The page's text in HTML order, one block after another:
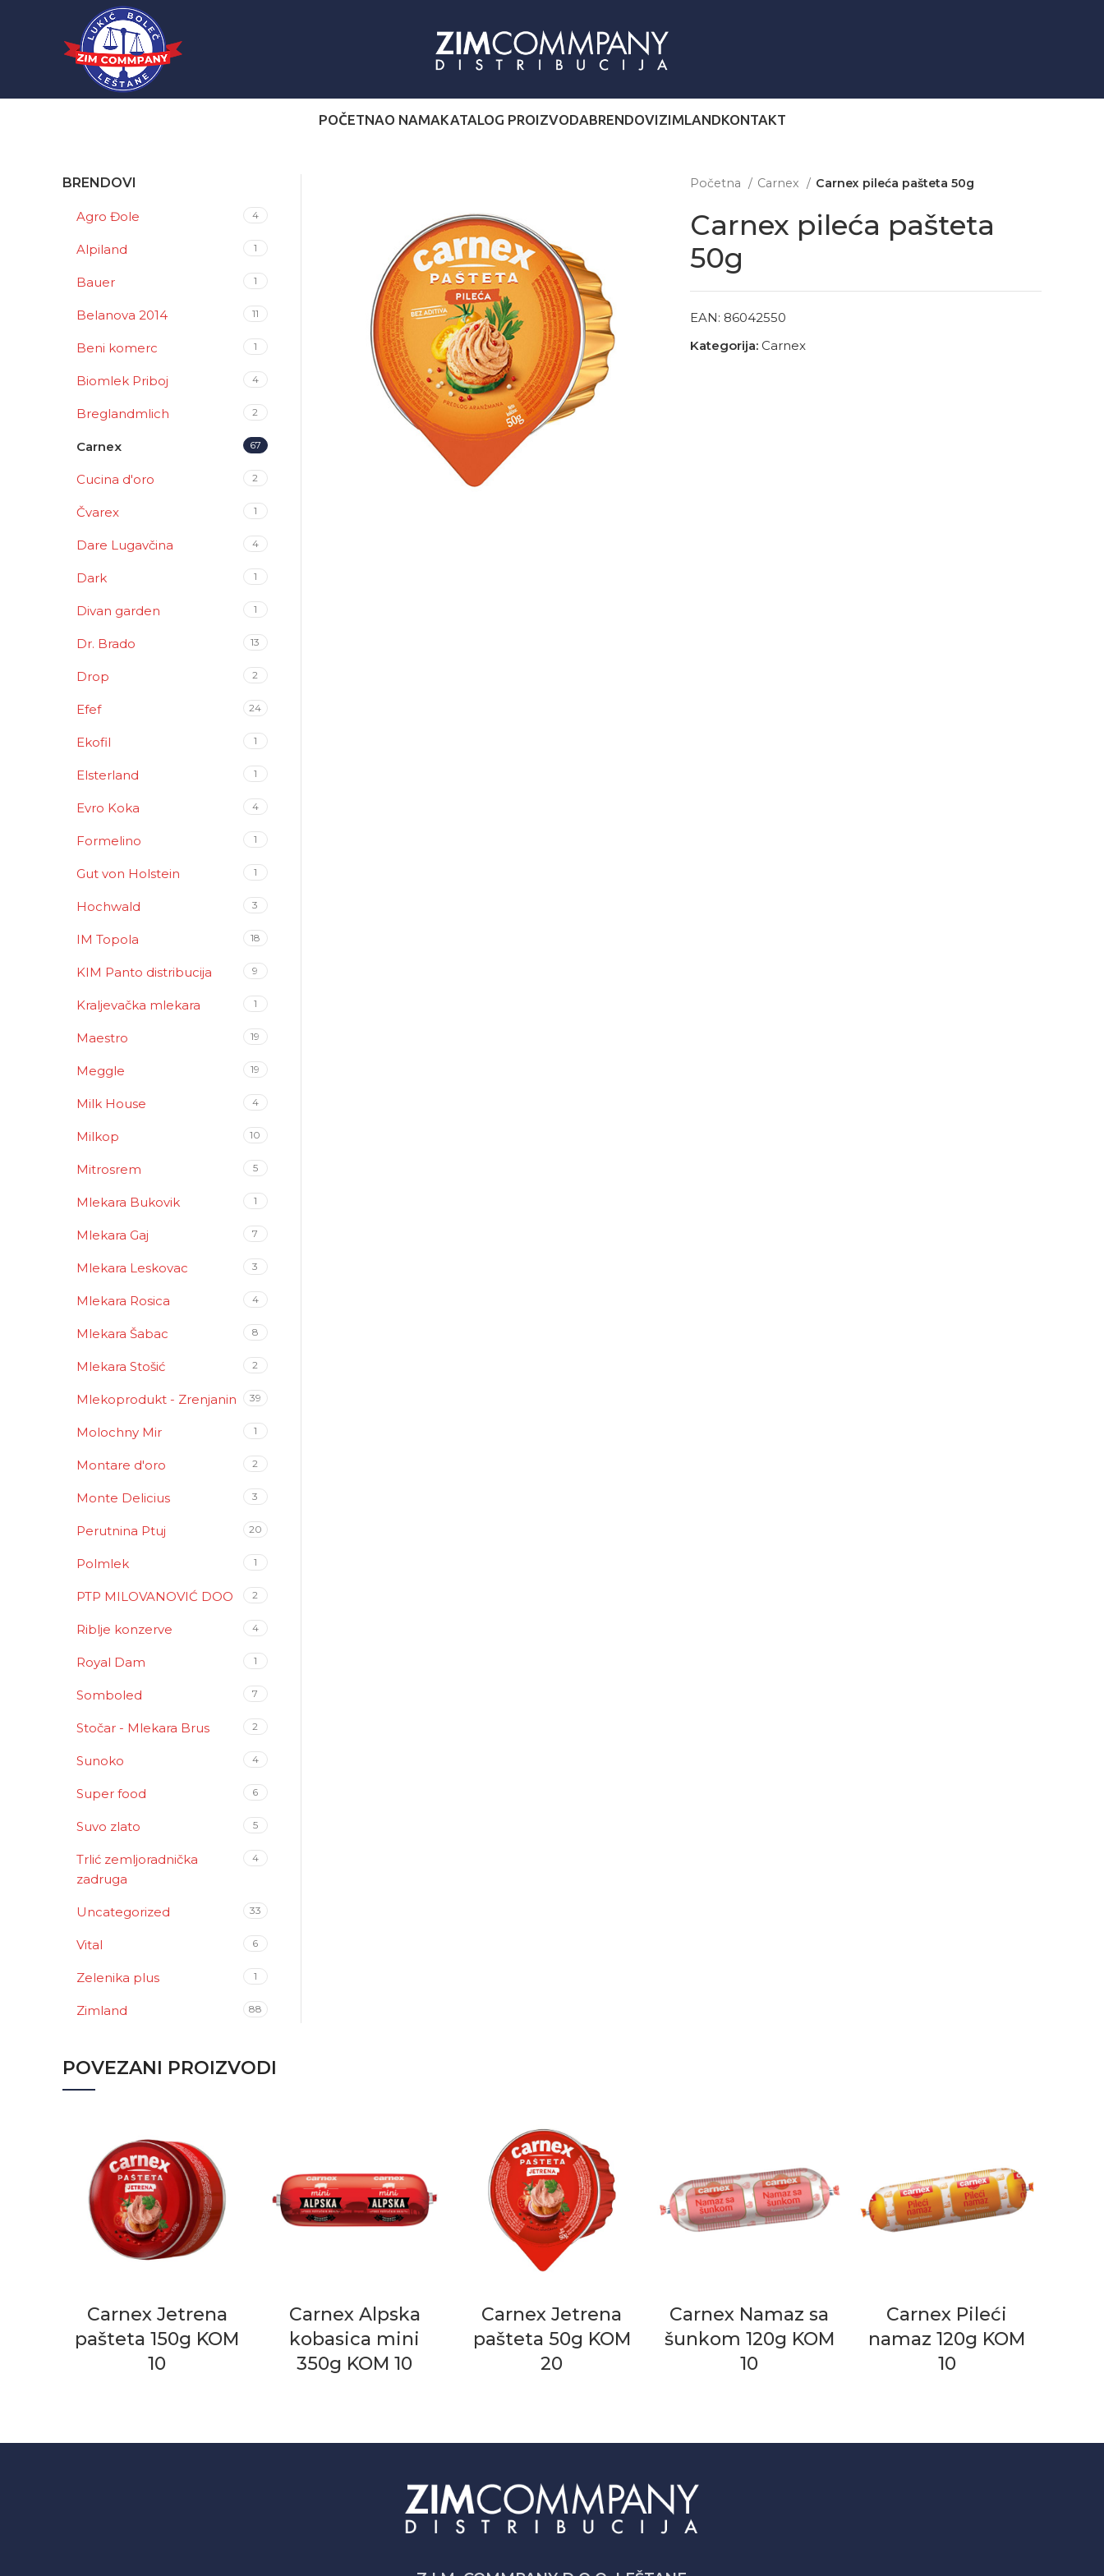
POČETNAO NAMAKATALOG PROIZVODABRENDOVIZIMLANDKONTAKT
Početna Carnex Carnex pileća pašteta 50g
Carnex pileća pašteta
50g
EAN: 86042550
Kategorija: Carnex
BRENDOVI
Agro Đole 4
Alpiland 1
Bauer 1
Belanova 2014 11
Beni komerc 1
Biomlek Priboj 4
Breglandmlich 2
Carnex 67
Cucina d'oro 2
Čvarex 1
Dare Lugavčina 4
Dark 1
Divan garden 1
Dr. Brado 13
Drop 2
Efef 24
Ekofil 1
Elsterland 1
Evro Koka 4
Formelino 1
Gut von Holstein 1
Hochwald 3
IM Topola 18
KIM Panto distribucija 9
Kraljevačka mlekara 1
Maestro 19
Meggle 19
Milk House 4
Milkop 10
Mitrosrem 5
Mlekara Bukovik 1
Mlekara Gaj 7
Mlekara Leskovac 3
Mlekara Rosica 4
Mlekara Šabac 8
Mlekara Stošić 2
Mlekoprodukt - Zrenjanin 39
Molochny Mir 1
Montare d'oro 2
Monte Delicius 3
Perutnina Ptuj 20
Polmlek 1
PTP MILOVANOVIĆ DOO 2
Riblje konzerve 4
Royal Dam 1
Somboled 7
Stočar - Mlekara Brus 2
Sunoko 4
Super food 6
Suvo zlato 5
Trlić zemljoradnička
zadruga
4
Uncategorized 33
Vital 6
Zelenika plus 1
Zimland 88
POVEZANI PROIZVODI
Carnex Jetrena
pašteta 150g KOM
10
Carnex Alpska
kobasica mini
350g KOM 10
Carnex Jetrena
pašteta 50g KOM
20
Carnex Namaz sa
šunkom 120g KOM
10
Carnex Pileći
namaz 120g KOM
10